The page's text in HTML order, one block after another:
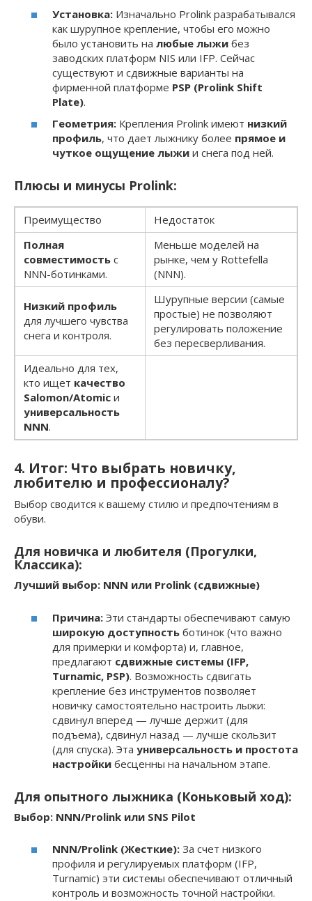
Установка: Изначально Prolink разрабатывался
как шурупное крепление, чтобы его можно
было установить на любые лыжи без
заводских платформ NIS или IFP. Сейчас
существуют и сдвижные варианты на
фирменной платформе PSP (Prolink Shift
Plate).
Геометрия: Крепления Prolink имеют низкий
профиль, что дает лыжнику более прямое и
чуткое ощущение лыжи и снега под ней.
Плюсы и минусы Prolink:
Преимущество
Недостаток
Полная
совместимость с
NNN-ботинками.
Меньше моделей на
рынке, чем у Rottefella
(NNN).
Низкий профиль
для лучшего чувства
снега и контроля.
Шурупные версии (самые
простые) не позволяют
регулировать положение
без пересверливания.
Идеально для тех,
кто ищет качество
Salomon/Atomic и
универсальность
NNN.
4. Итог: Что выбрать новичку,
любителю и профессионалу?
Выбор сводится к вашему стилю и предпочтениям в
обуви.
Для новичка и любителя (Прогулки,
Классика):
Лучший выбор: NNN или Prolink (сдвижные)
Причина: Эти стандарты обеспечивают самую
широкую доступность ботинок (что важно
для примерки и комфорта) и, главное,
предлагают сдвижные системы (IFP,
Turnamic, PSP). Возможность сдвигать
крепление без инструментов позволяет
новичку самостоятельно настроить лыжи:
сдвинул вперед — лучше держит (для
подъема), сдвинул назад — лучше скользит
(для спуска). Эта универсальность и простота
настройки бесценны на начальном этапе.
Для опытного лыжника (Коньковый ход):
Выбор: NNN/Prolink или SNS Pilot
NNN/Prolink (Жесткие): За счет низкого
профиля и регулируемых платформ (IFP,
Turnamic) эти системы обеспечивают отличный
контроль и возможность точной настройки.